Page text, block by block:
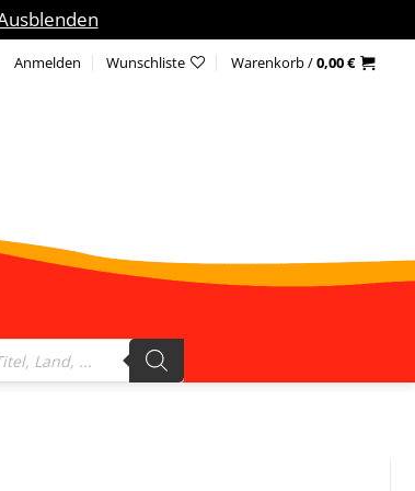
Anmelden Wunschliste Warenkorb /0,00€